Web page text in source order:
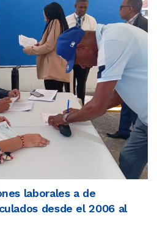
laborales a de
desde el 2006 al